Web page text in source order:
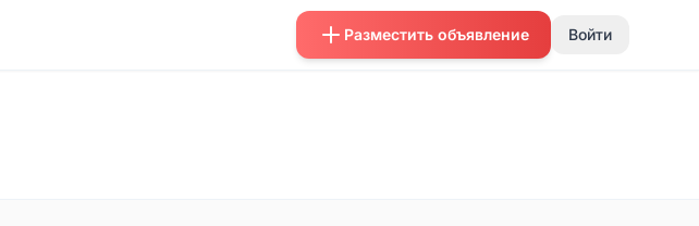
Разместить объявление Войти